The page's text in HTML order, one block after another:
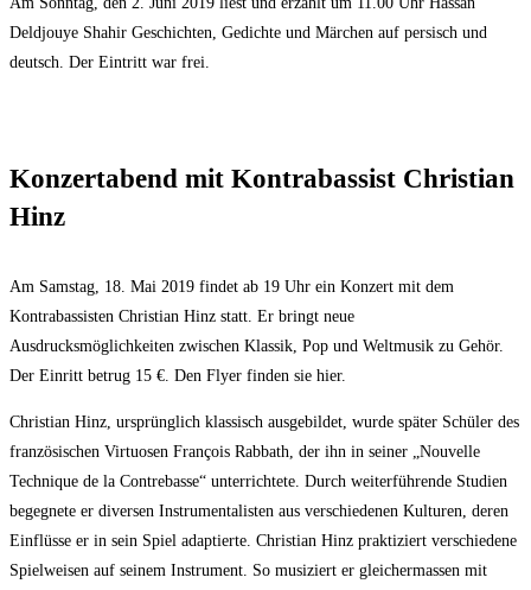
Deldjouye Shahir Geschichten, Gedichte und Märchen auf persisch und
deutsch. Der Eintritt war frei.
Konzertabend mit Kontrabassist Christian
Hinz
Am Samstag, 18. Mai 2019 findet ab 19 Uhr ein Konzert mit dem
Kontrabassisten Christian Hinz statt. Er bringt neue
Ausdrucksmöglichkeiten zwischen Klassik, Pop und Weltmusik zu Gehör.
Der Einritt betrug 15 €. Den Flyer finden sie hier.
Christian Hinz, ursprünglich klassisch ausgebildet, wurde später Schüler des
französischen Virtuosen François Rabbath, der ihn in seiner „Nouvelle
Technique de la Contrebasse“ unterrichtete. Durch weiterführende Studien
begegnete er diversen Instrumentalisten aus verschiedenen Kulturen, deren
Einflüsse er in sein Spiel adaptierte. Christian Hinz praktiziert verschiedene
Spielweisen auf seinem Instrument. So musiziert er gleichermassen mit